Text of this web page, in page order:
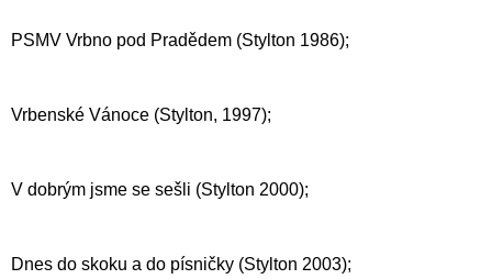
PSMV Vrbno pod Pradědem (Stylton 1986);
Vrbenské Vánoce (Stylton, 1997);
V dobrým jsme se sešli (Stylton 2000);
Dnes do skoku a do písničky (Stylton 2003);